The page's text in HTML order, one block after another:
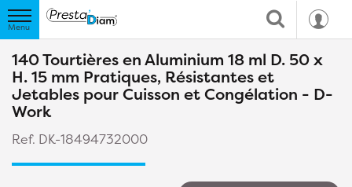
140 Tourtières en Aluminium 18 ml D. 50 x
H. 15 mm Pratiques, Résistantes et
Jetables pour Cuisson et Congélation - D-
Work
Ref. DK-18494732000